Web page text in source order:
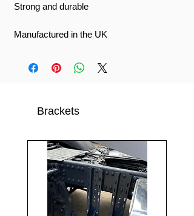
Strong and durable
Manufactured in the UK
Brackets